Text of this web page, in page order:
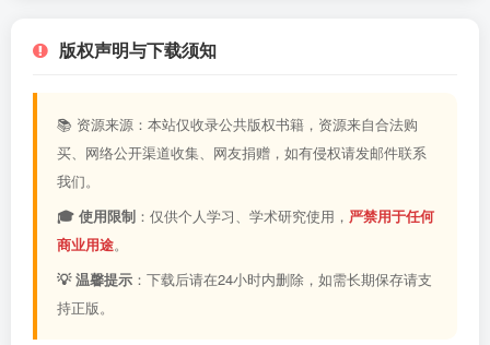
版权声明与下载须知
📚 资源来源：本站仅收录公共版权书籍，资源来自合法购
买、网络公开渠道收集、网友捐赠，如有侵权请发邮件联系
我们。
🎓 使用限制 ：仅供个人学习、学术研究使用， 严禁用于任何
商业用途。
💡 温馨提示 ：下载后请在24小时内删除，如需长期保存请支
持正版。